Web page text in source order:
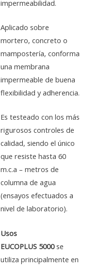
impermeabilidad.
Aplicado sobre
mortero, concreto o
mampostería, conforma
una membrana
impermeable de buena
flexibilidad y adherencia.
Es testeado con los más
rigurosos controles de
calidad, siendo el único
que resiste hasta 60
m.c.a – metros de
columna de agua
(ensayos efectuados a
nivel de laboratorio).
Usos
EUCOPLUS 5000se
utiliza principalmente en